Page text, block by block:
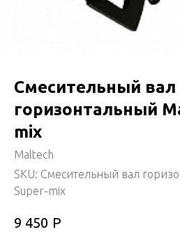
Смесительный вал
горизонтальный
mix
Maltech
SKU: Смесительный вал
Super-mix
9 450 Р